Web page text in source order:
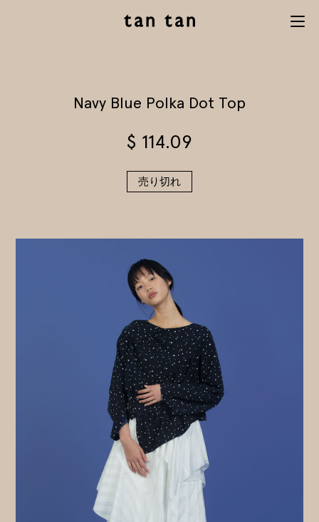
Navy Blue Polka Dot Top
$ 114.09
売り切れ